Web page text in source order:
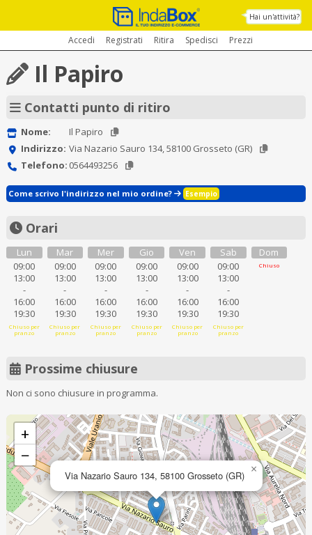
Hai un'attività?
Accedi Registrati Ritira Spedisci Prezzi
Il Papiro
Contatti punto di ritiro
Nome:
Il Papiro
Indirizzo: Via Nazario Sauro 134, 58100 Grosseto (GR)
Telefono: 0564493256
Come scrivo l'indirizzo nel mio ordine? Esempio
Orari
Lun
09:00
13:00
-
16:00
19:30
Chiuso per
pranzo
Mar
09:00
13:00
-
16:00
19:30
Chiuso per
pranzo
Mer
09:00
13:00
-
16:00
19:30
Chiuso per
pranzo
Gio
09:00
13:00
-
16:00
19:30
Chiuso per
pranzo
Ven
09:00
13:00
-
16:00
19:30
Chiuso per
pranzo
Sab
09:00
13:00
-
16:00
19:30
Chiuso per
pranzo
Dom
Chiuso
Prossime chiusure
Non ci sono chiusure in programma.
Via Nazario Sauro 134, 58100 Grosseto (GR) ×
+
−